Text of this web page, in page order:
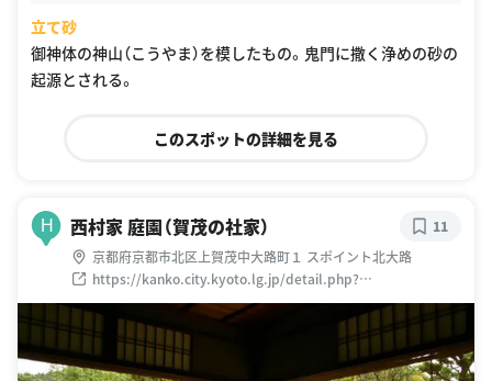
立て砂
御神体の神山（こうやま）を模したもの。鬼門に撒く浄めの砂の
起源とされる。
このスポットの詳細を見る
H 西村家 庭園（賀茂の社家）
京都府京都市北区上賀茂中大路町１ スポイント北大路
https://kanko.city.kyoto.lg.jp/detail.php?
InforKindCode=1&ManageCode=7000004
11